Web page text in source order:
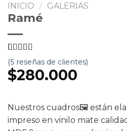
INICIO / GALERIAS
Ramé
5de
5
basado
en
5
valoración
de clientes
(5 reseñas de clientes)
$280.000
Nuestros cuadros🖼️ están
impreso en vinilo mate